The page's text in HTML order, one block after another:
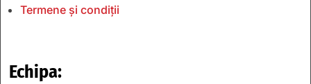
Termene și condiții
Echipa: